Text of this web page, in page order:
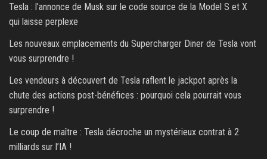
Tesla : l’annonce de Musk sur le code source de la Model S et X
qui laisse perplexe
Les nouveaux emplacements du Supercharger Diner de Tesla vont
vous surprendre !
Les vendeurs à découvert de Tesla raflent le jackpot après la
chute des actions post-bénéfices : pourquoi cela pourrait vous
surprendre !
Le coup de maître : Tesla décroche un mystérieux contrat à 2
milliards sur l’IA !